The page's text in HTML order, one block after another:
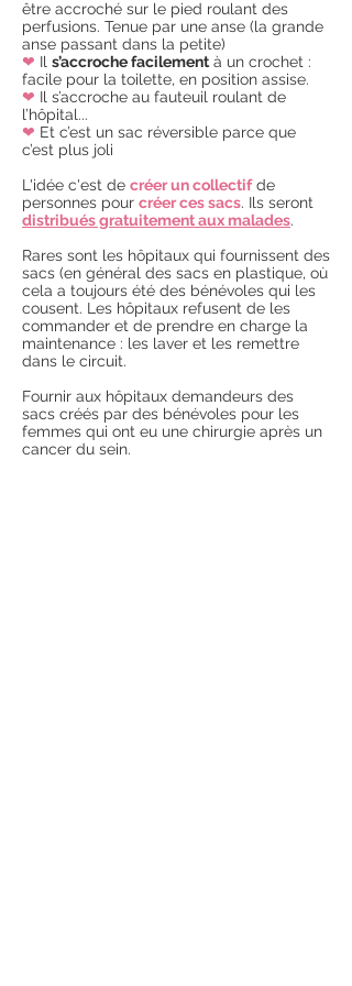
être accroché sur le pied roulant des
perfusions. Tenue par une anse (la grande
anse passant dans la petite)
❤ Il s’accroche facilement à un crochet :
facile pour la toilette, en position assise.
❤ Il s’accroche au fauteuil roulant de
l’hôpital...
❤ Et c’est un sac réversible parce que
c’est plus joli
L'idée c'est de créer un collectifde
personnes pour créer ces sacs. Ils seront
distribués gratuitement aux malades.
Rares sont les hôpitaux qui fournissent des
sacs (en général des sacs en plastique, où
cela a toujours été des bénévoles qui les
cousent. Les hôpitaux refusent de les
commander et de prendre en charge la
maintenance : les laver et les remettre
dans le circuit.
Fournir aux hôpitaux demandeurs des
sacs créés par des bénévoles pour les
femmes qui ont eu une chirurgie après un
cancer du sein.